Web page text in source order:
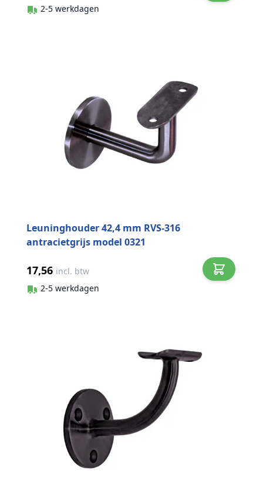
2-5 werkdagen
Leuninghouder 42,4 mm RVS-316
antracietgrijs model 0321
17,56 incl. btw
2-5 werkdagen